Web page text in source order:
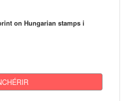
on Hungarian stamps i